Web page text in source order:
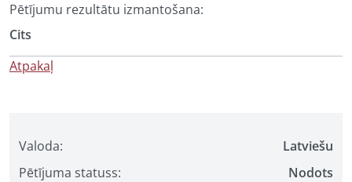
Valoda:
Latviešu
Pētījuma statuss:
Nodots
Pētījumu rezultātu izmantošana:
Cits
Atpakaļ